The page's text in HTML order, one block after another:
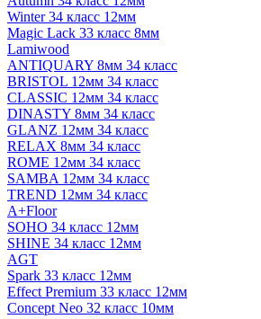
Winter 34 класс 12мм
Magic Lack 33 класс 8мм
Lamiwood
ANTIQUARY 8мм 34 класс
BRISTOL 12мм 34 класс
CLASSIC 12мм 34 класс
DINASTY 8мм 34 класс
GLANZ 12мм 34 класс
RELAX 8мм 34 класс
ROME 12мм 34 класс
SAMBA 12мм 34 класс
TREND 12мм 34 класс
A+Floor
SOHO 34 класс 12мм
SHINE 34 класс 12мм
AGT
Spark 33 класс 12мм
Effect Premium 33 класс 12мм
Concept Neo 32 класс 10мм